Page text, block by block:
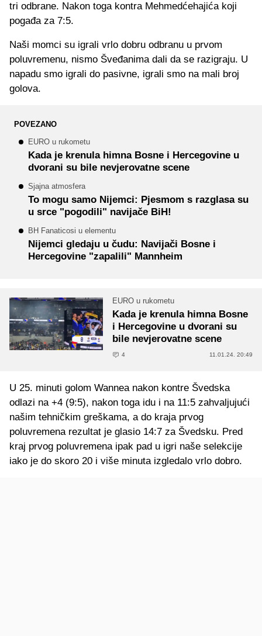
tri odbrane. Nakon toga kontra Mehmedćehajića koji
pogađa za 7:5.
Naši momci su igrali vrlo dobru odbranu u prvom
poluvremenu, nismo Šveđanima dali da se razigraju. U
napadu smo igrali do pasivne, igrali smo na mali broj
golova.
POVEZANO
EURO u rukometu
Kada je krenula himna Bosne i Hercegovine u
dvorani su bile nevjerovatne scene
Sjajna atmosfera
To mogu samo Nijemci: Pjesmom s razglasa su
u srce "pogodili" navijače BiH!
BH Fanaticosi u elementu
Nijemci gledaju u čudu: Navijači Bosne i
Hercegovine "zapalili" Mannheim
EURO u rukometu
Kada je krenula himna Bosne
i Hercegovine u dvorani su
bile nevjerovatne scene
4 11.01.24. 20:49
U 25. minuti golom Wannea nakon kontre Švedska
odlazi na +4 (9:5), nakon toga idu i na 11:5 zahvaljujući
našim tehničkim greškama, a do kraja prvog
poluvremena rezultat je glasio 14:7 za Švedsku. Pred
kraj prvog poluvremena ipak pad u igri naše selekcije
iako je do skoro 20 i više minuta izgledalo vrlo dobro.